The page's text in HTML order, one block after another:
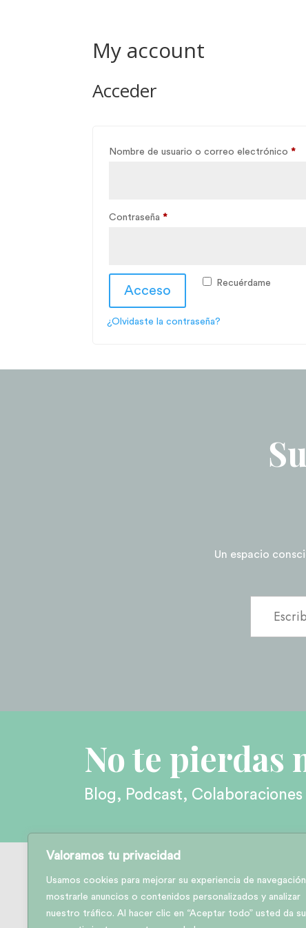
Valoramos tu privacidad
Usamos cookies para mejorar su experiencia de
mostrarle anuncios o contenidos personalizados y analizar
nuestro tráfico. Al hacer clic en “Aceptar todo” usted da su
My account
Acceder
Nombre de usuario o correo electrónico*
Contraseña*Obligatorio
Recuérdame
Acceso
¿Olvidaste la contraseña?
Un espacio
No te pierdas
Blog, Podcast,